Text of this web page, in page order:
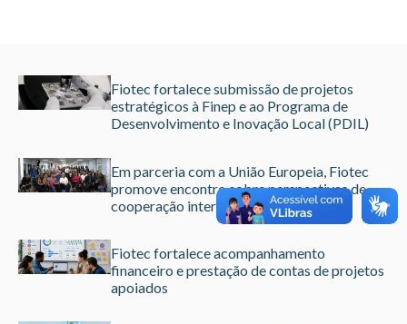
Fiotec fortalece submissão de projetos
estratégicos à Finep e ao Programa de
Desenvolvimento e Inovação Local (PDIL)
Em parceria com a União Europeia, Fiotec
promove encontro sobre perspectivas de
cooperação internacional
Fiotec fortalece acompanhamento
financeiro e prestação de contas de projetos
apoiados